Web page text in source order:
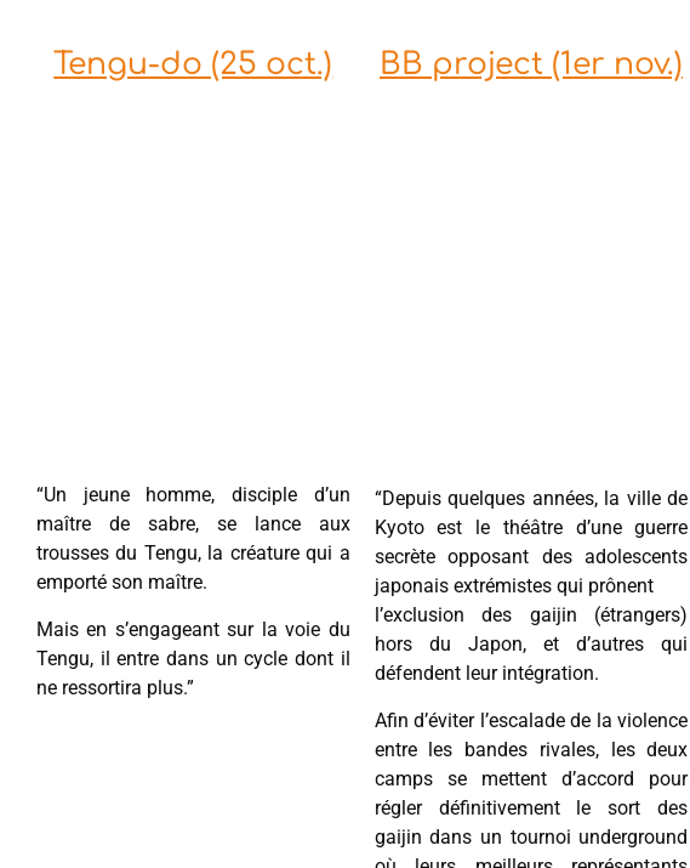
Tengu-do (25 oct.)
“Un jeune homme, disciple d’un
maître de sabre, se lance aux
trousses du Tengu, la créature qui a
emporté son maître.
Mais en s’engageant sur la voie du
Tengu, il entre dans un cycle dont il
ne ressortira plus.”
BB project (1er nov.)
“Depuis quelques années, la ville de
Kyoto est le théâtre d’une guerre
secrète opposant des adolescents
japonais extrémistes qui prônent
l’exclusion des gaijin (étrangers)
hors du Japon, et d’autres qui
défendent leur intégration.
Afin d’éviter l’escalade de la violence
entre les bandes rivales, les deux
camps se mettent d’accord pour
régler définitivement le sort des
gaijin dans un tournoi underground